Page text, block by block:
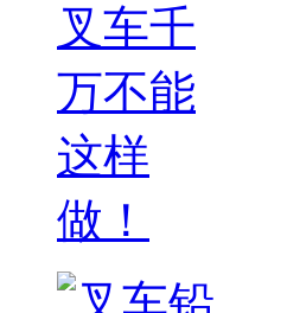
叉车千
万不能
这样
做！